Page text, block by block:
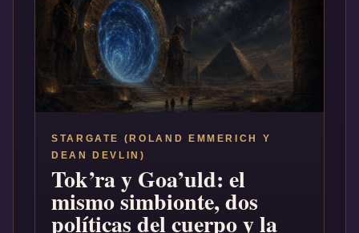
STARGATE (ROLAND EMMERICH Y
DEAN DEVLIN)
Tok’ra y Goa’uld: el
mismo simbionte, dos
políticas del cuerpo y la